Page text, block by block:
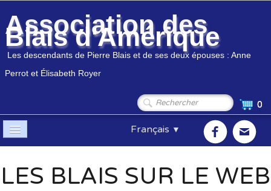
Association des
Blais d'Amérique
Les descendants de Pierre Blais et de ses deux épouses : Anne
Perrot et Élisabeth Royer
0
Français ▼
Association▼
LES BLAIS SUR LE WEB